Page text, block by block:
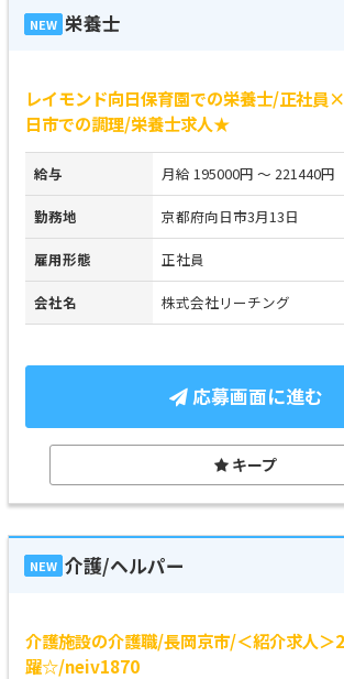
NEW 栄養士
レイモンド向日保育園での栄養士/正社
日市での調理/栄養士求人★
給与 月給 195000円 ～ 221440円
勤務地 京都府向日市3月13日
雇用形態 正社員
会社名 株式会社リーチング
応募画面に進む
キープ
NEW 介護/ヘルパー
介護施設の介護職/長岡京市/＜紹介求人
躍☆/neiv1870